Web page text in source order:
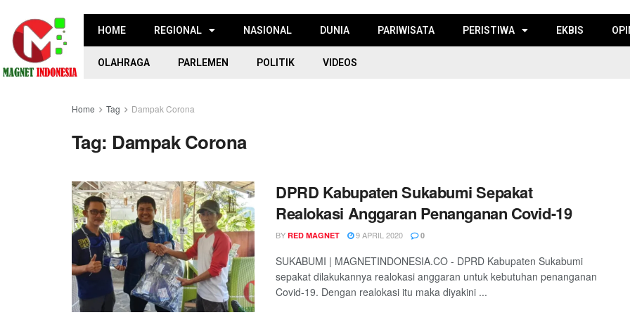
HOME REGIONAL NASIONAL DUNIA PARIWISATA PERISTIWA EKBIS
OLAHRAGA PARLEMEN POLITIK VIDEOS
Home Tag Dampak Corona
Tag: Dampak Corona
DPRD Kabupaten Sukabumi Sepakat
Realokasi Anggaran Penanganan Covid-19
BY RED MAGNET 9 APRIL 2020 0
SUKABUMI | MAGNETINDONESIA.CO - DPRD Kabupaten Sukabumi
sepakat dilakukannya realokasi anggaran untuk kebutuhan penanganan
Covid-19. Dengan realokasi itu maka diyakini ...